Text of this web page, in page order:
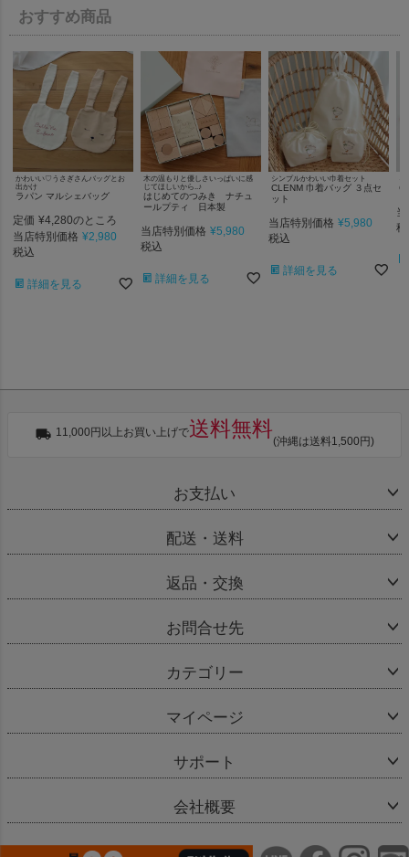
おすすめ商品
かわいい♡うさぎさんバッグとお
出かけ
ラパン マルシェバッグ
定価 ¥4,280のところ
当店特別価格 ¥2,980
税込
詳細を見る
木の温もりと優しさいっぱいに感
じてほしいから..♪
はじめてのつみき ナチュ
ールプティ 日本製
当店特別価格 ¥5,980
税込
詳細を見る
シンプルかわいい巾着セット
CLENM 巾着バッグ ３点セ
ット
当店特別価格 ¥5,980
税込
詳細を見る
税
11,000円以上お買い上げで送料無料
(沖縄は送料1,500円)
お支払い
配送・送料
返品・交換
お問合せ先
カテゴリー
マイページ
サポート
会社概要